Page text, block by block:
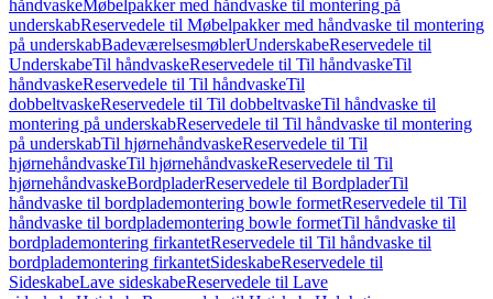
håndvaskeMøbelpakker med håndvaske til montering på
underskabReservedele til Møbelpakker med håndvaske til montering
på underskabBadeværelsesmøblerUnderskabeReservedele til
UnderskabeTil håndvaskeReservedele til Til håndvaskeTil
håndvaskeReservedele til Til håndvaskeTil
dobbeltvaskeReservedele til Til dobbeltvaskeTil håndvaske til
montering på underskabReservedele til Til håndvaske til montering
på underskabTil hjørnehåndvaskeReservedele til Til
hjørnehåndvaskeTil hjørnehåndvaskeReservedele til Til
hjørnehåndvaskeBordpladerReservedele til BordpladerTil
håndvaske til bordplademontering bowle formetReservedele til Til
håndvaske til bordplademontering bowle formetTil håndvaske til
bordplademontering firkantetReservedele til Til håndvaske til
bordplademontering firkantetSideskabeReservedele til
SideskabeLave sideskabeReservedele til Lave